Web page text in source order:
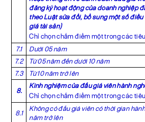
đăng ký hoạt động của doanh nghiệp
theoLuật sửa đổi, bổ sung một số
giá tài sản)
Chỉ chọn chấm điểm một trong các
7.1
Dưới 05 năm
7.2
Từ 05 năm đến dưới 10 năm
7.3
Từ 10 năm trở lên
8.
Kinh nghiệm của đấu giá viên hành
Chỉ chọn chấm điểm một trong các
8.1
Không có đấu giá viên có thời gian
năm trở lên